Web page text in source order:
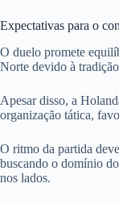
Expectativas para o
O duelo promete
Norte devido à
Apesar disso, a
organização tática,
O ritmo da partida
buscando o domínio
nos lados.